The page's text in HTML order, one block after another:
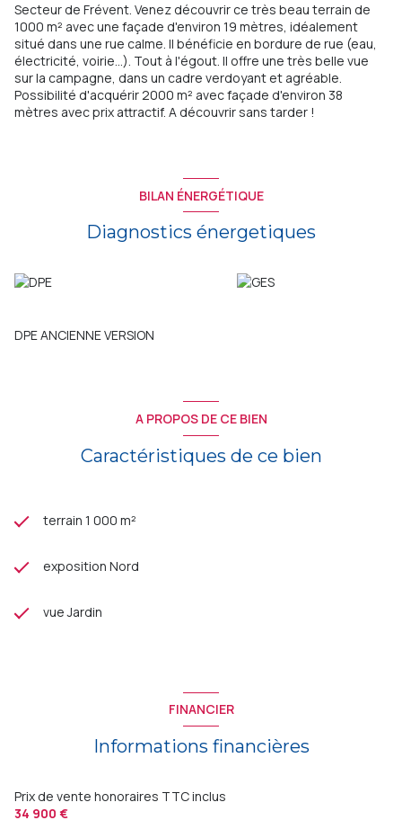
Secteur de Frévent. Venez découvrir ce très beau terrain de
1000 m² avec une façade d'environ 19 mètres, idéalement
situé dans une rue calme. Il bénéficie en bordure de rue (eau,
électricité, voirie...). Tout à l'égout. Il offre une très belle vue
sur la campagne, dans un cadre verdoyant et agréable.
Possibilité d'acquérir 2000 m² avec façade d'environ 38
mètres avec prix attractif. A découvrir sans tarder !
BILAN ÉNERGÉTIQUE
Diagnostics énergetiques
DPE ANCIENNE VERSION
A PROPOS DE CE BIEN
Caractéristiques de ce bien
terrain 1 000 m²
exposition Nord
vue Jardin
FINANCIER
Informations financières
Prix de vente honoraires TTC inclus
34 900 €